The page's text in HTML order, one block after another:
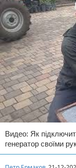
Видео: Як
генератор своїми